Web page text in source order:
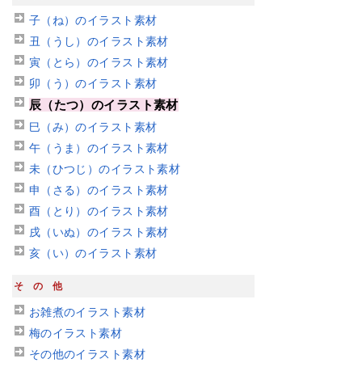
子（ね）のイラスト素材
丑（うし）のイラスト素材
寅（とら）のイラスト素材
卯（う）のイラスト素材
辰（たつ）のイラスト素材
巳（み）のイラスト素材
午（うま）のイラスト素材
未（ひつじ）のイラスト素材
申（さる）のイラスト素材
酉（とり）のイラスト素材
戌（いぬ）のイラスト素材
亥（い）のイラスト素材
その他
お雑煮のイラスト素材
梅のイラスト素材
その他のイラスト素材